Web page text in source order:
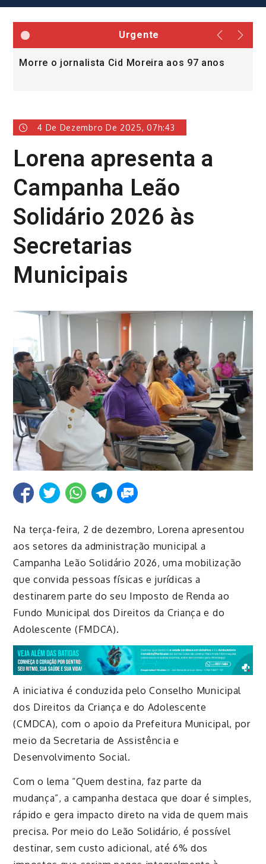
Urgente
Morre o jornalista Cid Moreira aos 97 anos
4 De Dezembro De 2025, 07h:43
Lorena apresenta a
Campanha Leão
Solidário 2026 às
Secretarias
Municipais
Na terça-feira, 2 de dezembro, Lorena apresentou
aos setores da administração municipal a
Campanha Leão Solidário 2026, uma mobilização
que convida pessoas físicas e jurídicas a
destinarem parte do seu Imposto de Renda ao
Fundo Municipal dos Direitos da Criança e do
Adolescente (FMDCA).
A iniciativa é conduzida pelo Conselho Municipal
dos Direitos da Criança e do Adolescente
(CMDCA), com o apoio da Prefeitura Municipal, por
meio da Secretaria de Assistência e
Desenvolvimento Social.
Com o lema “Quem destina, faz parte da
mudança”, a campanha destaca que doar é simples,
rápido e gera impacto direto na vida de quem mais
precisa. Por meio do Leão Solidário, é possível
destinar, sem custo adicional, até 6% dos